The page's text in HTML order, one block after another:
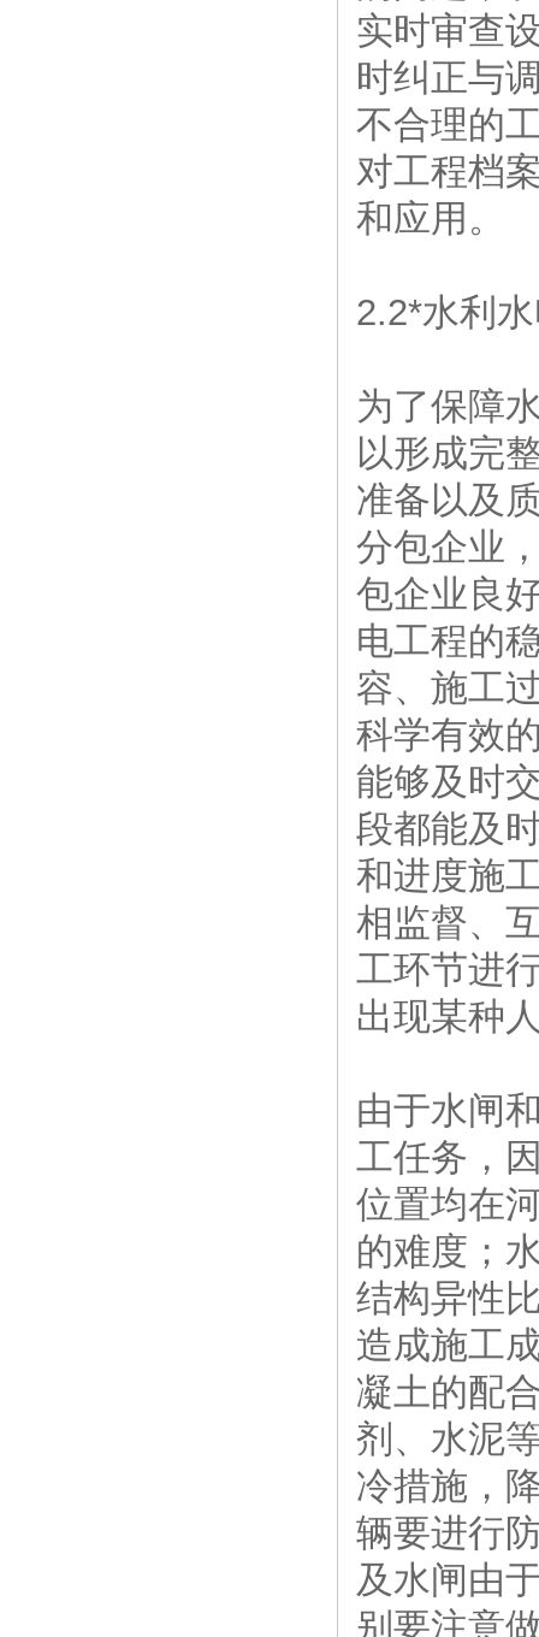
实时审查
时纠正与
不合理的
对工程档
和应用。
2.2*水利
为了保障
以形成完
准备以及
分包企业
包企业良
电工程的
容、施工
科学有效
能够及时
段都能及
和进度施
相监督、
工环节进
出现某种
由于水闸
工任务，
位置均在
的难度；
结构异性
造成施工
凝土的配
剂、水泥
冷措施，
辆要进行
及水闸由
别要注意